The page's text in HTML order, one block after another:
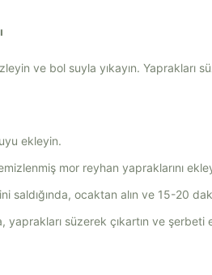
ve bol suyla yıkayın. Yaprakları
ekleyin.
mor reyhan yapraklarını
saldığında, ocaktan alın ve 15-20
yaprakları süzerek çıkartın ve şerbeti